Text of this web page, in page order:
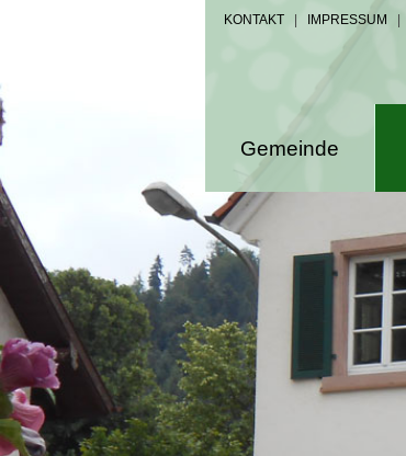
KONTAKT IMPRESSUM
Gemeinde